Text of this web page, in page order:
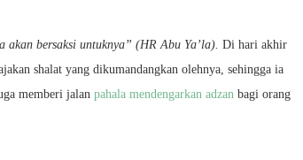
bersaksi untuknya” (HR Abu Ya’la). Di hari akhir
shalat yang dikumandangkan olehnya, sehingga ia
memberi jalan pahala mendengarkan adzan bagi orang